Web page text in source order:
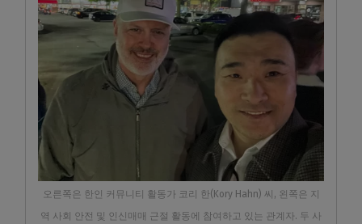
오른쪽은 한인 커뮤니티 활동가 코리 한(Kory Hahn) 씨, 왼쪽은 지
역 사회 안전 및 인신매매 근절 활동에 참여하고 있는 관계자. 두 사